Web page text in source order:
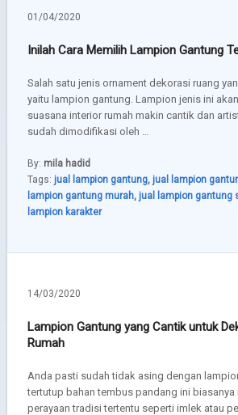
01/04/2020
Inilah Cara Memilih Lampion Gantung
Salah satu jenis ornament dekorasi ruang
yaitu lampion gantung. Lampion jenis ini
suasana interior rumah makin cantik dan
sudah dimodifikasi oleh …
By: mila hadid
Tags: jual lampion gantung, jual lampion
lampion gantung murah, jual lampion gantung
lampion karakter
14/03/2020
Lampion Gantung yang Cantik untuk
Rumah
Anda pasti sudah tidak asing dengan
tertutup bahan tembus pandang ini biasanya
perayaan tradisi tertentu seperti imlek atau